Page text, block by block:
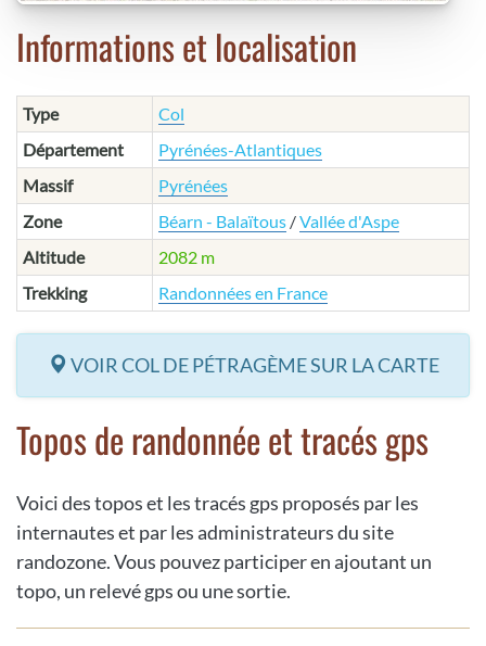
Informations et localisation
Type
Col
Département
Pyrénées-Atlantiques
Massif
Pyrénées
Zone
Béarn - Balaïtous /Vallée d'Aspe
Altitude
2082 m
Trekking
Randonnées en France
VOIR COL DE PÉTRAGÈME SUR LA CARTE
Topos de randonnée et tracés gps
Voici des topos et les tracés gps proposés par les
internautes et par les administrateurs du site
randozone. Vous pouvez participer en ajoutant un
topo, un relevé gps ou une sortie.